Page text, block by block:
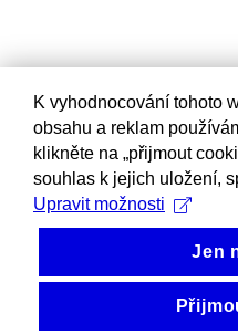
K vyhodnocování tohoto
obsahu a reklam
klikněte na „přijmout
souhlas k jejich uložení,
Upravit možnosti
Jen